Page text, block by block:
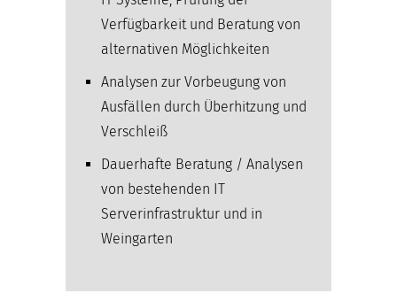
Verfügbarkeit und Beratung von
alternativen Möglichkeiten
Analysen zur Vorbeugung von
Ausfällen durch Überhitzung und
Verschleiß
Dauerhafte Beratung / Analysen
von bestehenden IT
Serverinfrastruktur und in
Weingarten